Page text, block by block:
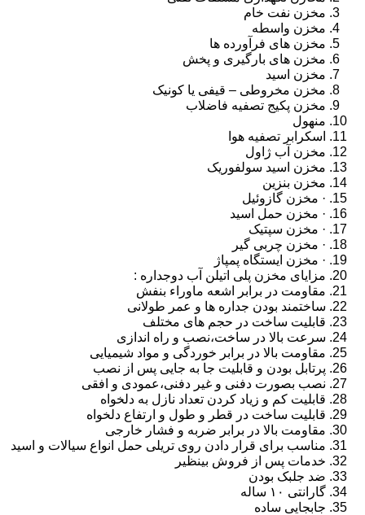
مخزن نفت خام
مخزن واسطه
مخزن های فرآورده ها
مخزن های بارگیری و پخش
مخزن اسید
مخزن مخروطی – قیفی یا کونیک
مخزن پکیج تصفیه فاضلاب
منهول
اسکرابر تصفیه هوا
مخزن آب ژاول
مخزن اسید سولفوریک
مخزن بنزین
· مخزن گازوئیل
· مخزن حمل اسید
· مخزن سپتیک
· مخزن چربی گیر
· مخزن ایستگاه پمپاژ
مزایای مخزن پلی اتیلن آب دوجداره :
مقاومت در برابر اشعه ماوراء بنفش
ساختمند بودن جداره ها و عمر طولانی
قابلیت ساخت در حجم های مختلف
سرعت بالا در ساخت،نصب و راه اندازی
مقاومت بالا در برابر خوردگی و مواد شیمیایی
پرتابل بودن و قابلیت جا به جایی پس از نصب
نصب بصورت دفنی و غیر دفنی،عمودی و افقی
قابلیت کم و زیاد کردن تعداد نازل به دلخواه
قابلیت ساخت در قطر و طول و ارتفاع دلخواه
مقاومت بالا در برابر ضربه و فشار خارجی
مناسب برای قرار دادن روی تریلی حمل انواع سیالات و اسید
خدمات پس از فروش بینظیر
ضد جلبک بودن
گارانتی ۱۰ ساله
جابجایی ساده